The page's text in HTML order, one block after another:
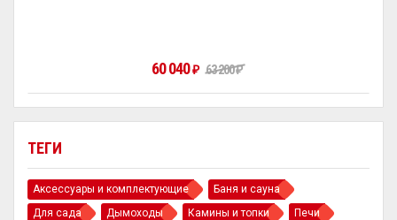
ТЕГИ
Аксессуары и комплектующие
Баня и сауна
Для сада
Дымоходы Камины и топки
Печи
60 040₽ 63 200₽